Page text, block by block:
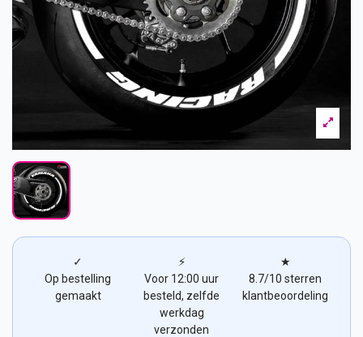
✓
Op bestelling
gemaakt
⚡
Voor 12:00 uur
besteld, zelfde
werkdag
verzonden
★
8.7/10 sterren
klantbeoordeling